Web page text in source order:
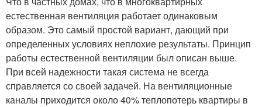
естественная вентиляция работает одинаковым
образом. Это самый простой вариант, дающий при
определенных условиях неплохие результаты. Принцип
работы естественной вентиляции был описан выше.
При всей надежности такая система не всегда
справляется со своей задачей. На вентиляционные
каналы приходится около 40% теплопотерь квартиры в